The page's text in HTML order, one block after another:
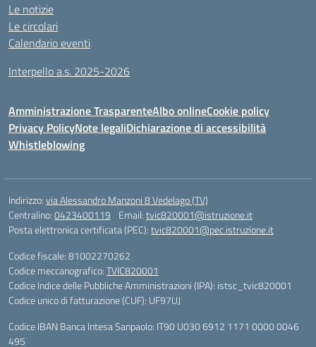
Le notizie
Le circolari
Calendario eventi
Interpello a.s. 2025-2026
Amministrazione TrasparenteAlbo onlineCookie policy
Privacy PolicyNote legaliDichiarazione di accessibilità
Whistleblowing
Indirizzo:via Alessandro Manzoni 8 Vedelago (TV)
Centralino:0423400119 Email:tvic820001@istruzione.it
Posta elettronica certificata (PEC):tvic820001@pec.istruzione.it
Codice fiscale: 81002270262
Codice meccanografico:TVIC820001
Codice Indice delle Pubbliche Amministrazioni (IPA): istsc_tvic820001
Codice unico di fatturazione (CUF): UF97UJ
Codice IBAN Banca Intesa Sanpaolo: IT90 U030 6912 1171 0000 0046
495